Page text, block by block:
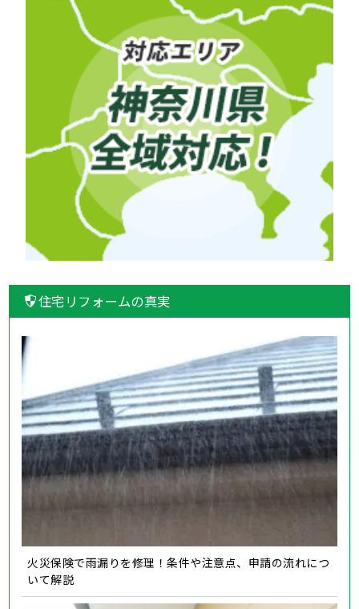
住宅リフォームの真実
火災保険で雨漏りを修理！条件や注意点、申請の流れにつ
いて解説